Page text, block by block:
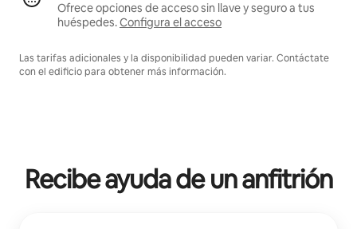
Ofrece opciones de acceso sin llave y seguro a tus
huéspedes.Configura el acceso
Las tarifas adicionales y la disponibilidad pueden variar. Contáctate
con el edificio para obtener más información.
Recibe ayuda de un anfitrión